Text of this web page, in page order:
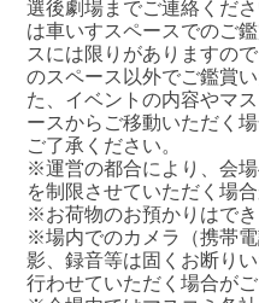
選後劇場までご連絡くだ
は車いすスペースでのご
スには限りがありますの
のスペース以外でご鑑賞
た、イベントの内容やマ
ースからご移動いただく
ご了承ください。
※運営の都合により、会
を制限させていただく場合
※お荷物のお預かりはでき
※場内でのカメラ（携帯
影、録音等は固くお断り
行わせていただく場合がご